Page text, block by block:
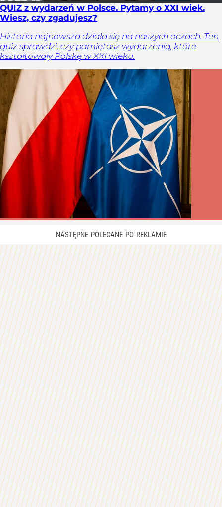
QUIZ z wydarzeń w Polsce. Pytamy o XXI wiek.
Wiesz, czy zgadujesz?
Historia najnowsza działa się na naszych oczach. Ten
quiz sprawdzi, czy pamiętasz wydarzenia, które
kształtowały Polskę w XXI wieku.